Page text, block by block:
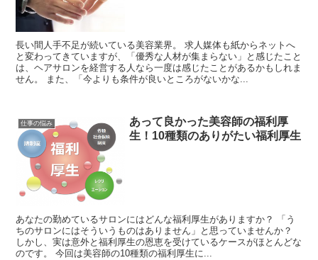
長い間人手不足が続いている美容業界。 求人媒体も紙からネットへ
と変わってきていますが、「優秀な人材が集まらない」と感じたこと
は、ヘアサロンを経営する人なら一度は感じたことがあるかもしれま
せん。 また、「今よりも条件が良いところがないかな...
仕事の悩み
あって良かった美容師の福利厚
生！10種類のありがたい福利厚生
あなたの勤めているサロンにはどんな福利厚生がありますか？ 「う
ちのサロンにはそういうものはありません」と思っていませんか？
しかし、実は意外と福利厚生の恩恵を受けているケースがほとんどな
のです。 今回は美容師の10種類の福利厚生に...